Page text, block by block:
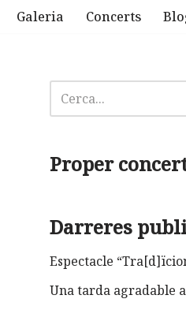
Galeria Concerts
Proper
Darreres
Espectacle
Una tarda agradable